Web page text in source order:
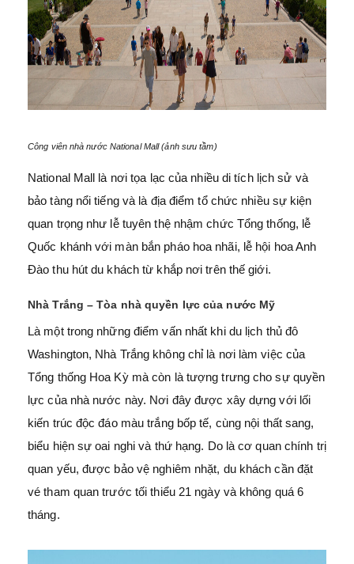
Công viên nhà nước National Mall (ảnh sưu tầm)
National Mall là nơi tọa lạc của nhiều di tích lịch sử và
bảo tàng nổi tiếng và là địa điểm tổ chức nhiều sự kiện
quan trọng như lễ tuyên thệ nhậm chức Tổng thống, lễ
Quốc khánh với màn bắn pháo hoa nhãi, lễ hội hoa Anh
Đào thu hút du khách từ khắp nơi trên thế giới.
Nhà Trắng – Tòa nhà quyền lực của nước Mỹ
Là một trong những điểm vấn nhất khi du lịch thủ đô
Washington, Nhà Trắng không chỉ là nơi làm việc của
Tổng thống Hoa Kỳ mà còn là tượng trưng cho sự quyền
lực của nhà nước này. Nơi đây được xây dựng với lối
kiến trúc độc đáo màu trắng bốp tế, cùng nội thất sang,
biểu hiện sự oai nghi và thứ hạng. Do là cơ quan chính trị
quan yếu, được bảo vệ nghiêm nhặt, du khách cần đặt
vé tham quan trước tối thiểu 21 ngày và không quá 6
tháng.